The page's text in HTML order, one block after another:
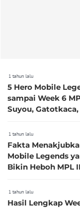
1 tahun lalu
5 Hero Mobile
sampai Week 6
Suyou,
1 tahun lalu
Fakta
Mobile Legends
Bikin Heboh MPL
1 tahun lalu
Hasil Lengkap